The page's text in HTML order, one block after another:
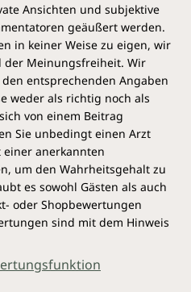
Ansichten und subjektive
geäußert werden.
in keiner Weise zu eigen, wir
Meinungsfreiheit. Wir
entsprechenden Angaben
weder als richtig noch als
von einem Beitrag
Sie unbedingt einen Arzt
einer anerkannten
um den Wahrheitsgehalt zu
es sowohl Gästen als auch
oder Shopbewertungen
sind mit dem Hinweis